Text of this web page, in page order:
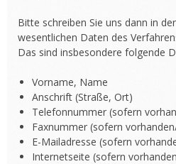
Bitte schreiben Sie uns dann in
wesentlichen Daten des
Das sind insbesondere folgende
Vorname, Name
Anschrift (Straße, Ort)
Telefonnummer (sofern
Faxnummer (sofern
E-Mailadresse (sofern
Internetseite (sofern